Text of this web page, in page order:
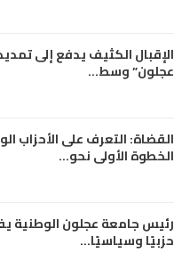
الإقبال الكثيف يدفع إلى
عجلون” وسط…
القضاة: التعرف على الأحزاب
الخطوة الأولى نحو…
رئيس جامعة عجلون الوطنية
حزبيًا وسياسيًا…